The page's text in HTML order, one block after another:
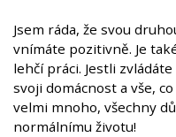
Jsem ráda, že svou
vnímáte pozitivně. Je
lehčí práci. Jestli
svoji domácnost a vše,
velmi mnoho, všechny
normálnímu životu!